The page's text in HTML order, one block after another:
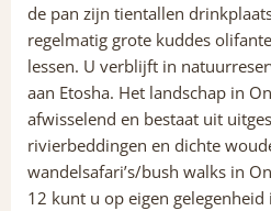
de pan zijn tientallen
regelmatig grote kuddes
lessen. U verblijft in
aan Etosha. Het landschap in
afwisselend en bestaat uit
rivierbeddingen en dichte
wandelsafari’s/bush walks in
12 kunt u op eigen